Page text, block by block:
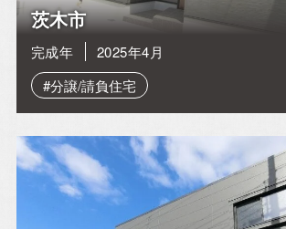
イベント情報一覧を見
茨木市
完成年
2025年4月
#分譲/請負住宅